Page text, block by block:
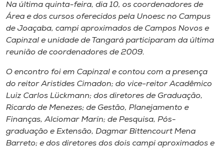
Cultura
CPA
Biblioteca
Editora
Rádio
Na última quinta-feira, dia 10, os coordenadores de
Área e dos cursos oferecidos pela Unoesc no Campus
de Joaçaba, campi aproximados de Campos Novos e
Capinzal e unidade de Tangará participaram da última
reunião de coordenadores de 2009.
O encontro foi em Capinzal e contou com a presença
do reitor Aristides Cimadon; do vice-reitor Acadêmico
Luiz Carlos Lückmann; dos diretores de Graduação,
Ricardo de Menezes; de Gestão, Planejamento e
Finanças, Alciomar Marin; de Pesquisa, Pós-
graduação e Extensão, Dagmar Bittencourt Mena
Barreto; e dos diretores dos dois campi aproximados e